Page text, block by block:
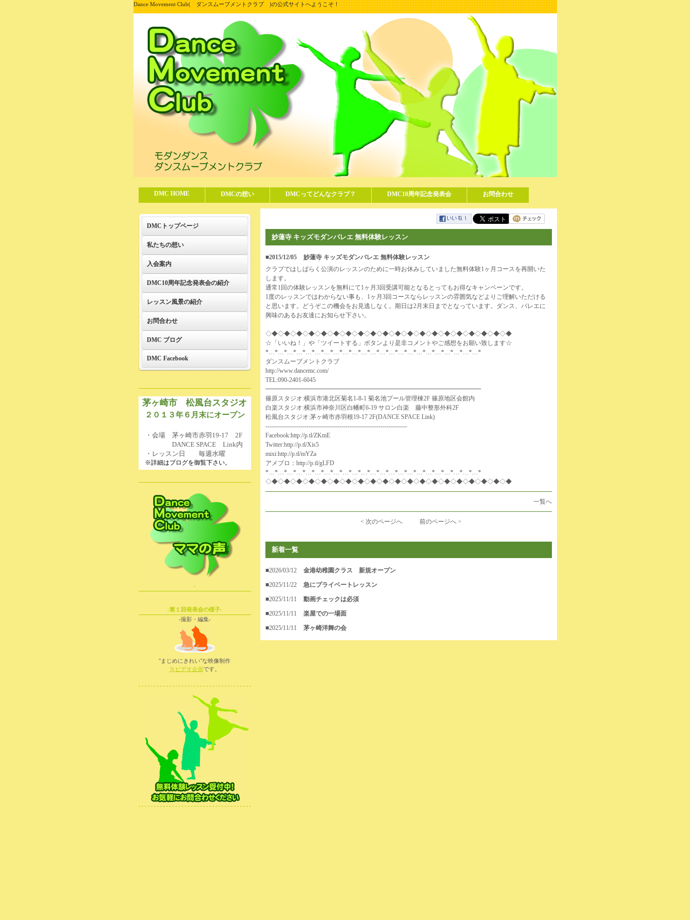
Dance Movement Club( ダンスムーブメントクラブ )の公式サイトへようこそ！
DMC HOME DMCの想い DMCってどんなクラブ？ DMC10周年記念発表会 お問合わせ
妙蓮寺 キッズモダンバレエ 無料体験レッスン
■2015/12/05
妙蓮寺 キッズモダンバレエ 無料体験レッスン
クラブではしばらく公演のレッスンのために一時お休みしていました無料体験1ヶ月コースを再開いた
します。
通常1回の体験レッスンを無料にて1ヶ月3回受講可能となるとってもお得なキャンペーンです。
1度のレッスンではわからない事も、1ヶ月3回コースならレッスンの雰囲気などよりご理解いただける
と思います。どうぞこの機会をお見逃しなく。期日は2月末日までとなっています。ダンス、バレエに
興味のあるお友達にお知らせ下さい。
◇◆◇◆◇◆◇◆◇◆◇◆◇◆◇◆◇◆◇◆◇◆◇◆◇◆◇◆◇◆◇◆◇◆◇◆◇◆◇◆
☆「いいね！」や「ツイートする」ボタンより是非コメントやご感想をお願い致します☆
*…*…*…*…*…*…*…*…*…*…*…*…*…*…*…*…*…*…*…*…*…*…*…*
ダンスムーブメントクラブ
http://www.dancemc.com/
TEL:090-2401-6045
━━━━━━━━━━━━━━━━━━━━━━━━━━━━━━━━━━━
篠原スタジオ:横浜市港北区菊名1-8-1 菊名池プール管理棟2F 篠原地区会館内
白楽スタジオ:横浜市神奈川区白幡町6-19 サロン白楽 藤中整形外科2F
松風台スタジオ:茅ヶ崎市赤羽根19-17 2F(DANCE SPACE Link)
---------------------------------------------------------------------
Facebook:http://p.tl/ZKmE
Twitter:http://p.tl/Xis5
mixi:http://p.tl/mYZa
アメブロ： http://p.tl/gLFD
*…*…*…*…*…*…*…*…*…*…*…*…*…*…*…*…*…*…*…*…*…*…*…*
◇◆◇◆◇◆◇◆◇◆◇◆◇◆◇◆◇◆◇◆◇◆◇◆◇◆◇◆◇◆◇◆◇◆◇◆◇◆◇◆
一覧へ
< 次のページへ 前のページへ >
新着一覧
■2026/03/12
金港幼稚園クラス 新規オープン
■2025/11/22
急にプライベートレッスン
■2025/11/11
動画チェックは必須
■2025/11/11
楽屋での一場面
■2025/11/11
茅ヶ崎洋舞の会
DMCトップページ
私たちの想い
入会案内
DMC10周年記念発表会の紹介
レッスン風景の紹介
お問合わせ
DMC ブログ
DMC Facebook
茅ヶ崎市 松風台スタジオ
２０１３年６月末にオープン
・会場 茅ヶ崎市赤羽19-17 2F
DANCE SPACE Link内
・レッスン日 毎週水曜
※詳細はブログを御覧下さい。
-
-第１回発表会の様子-
-撮影・編集-
"まじめにきれい"な映像制作
Ｎビデオ企画です。